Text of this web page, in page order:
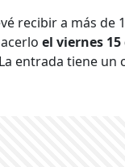
recibir a más
el viernes 15
La entrada tiene un